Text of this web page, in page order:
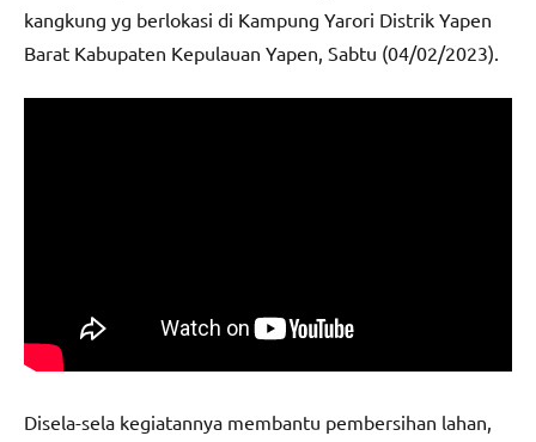
kangkung yg berlokasi di Kampung Yarori Distrik Yapen
Barat Kabupaten Kepulauan Yapen, Sabtu (04/02/2023).
Disela-sela kegiatannya membantu pembersihan lahan,